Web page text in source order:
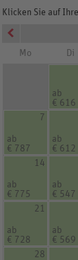
Klicken Sie auf
Mo
Di
ab
€ 616
7
ab
€ 787
ab
€ 612
14
ab
€ 775
ab
€ 547
21
ab
€ 728
ab
€ 569
28